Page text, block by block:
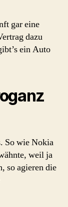
gar eine
dazu
ein Auto
So wie Nokia
weil ja
so agieren die